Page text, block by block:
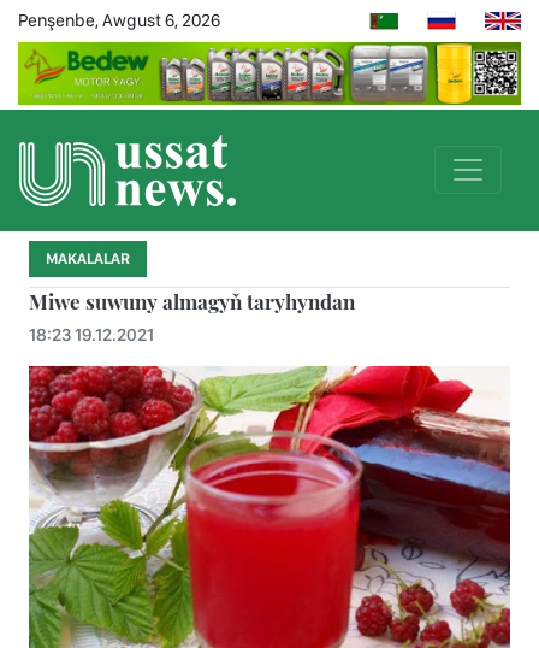
Penşenbe, Awgust 6, 2026
MAKALALAR
Miwe suwuny almagyň taryhyndan
18:23 19.12.2021